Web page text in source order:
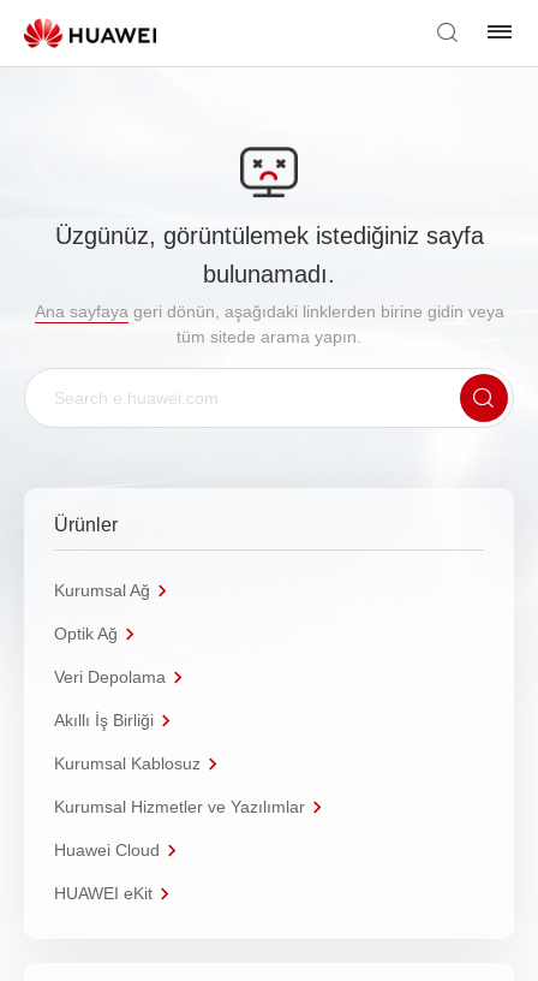
Üzgünüz, görüntülemek istediğiniz sayfa
bulunamadı.
Ana sayfaya geri dönün, aşağıdaki linklerden birine gidin veya
tüm sitede arama yapın.
Ürünler
Kurumsal Ağ
Optik Ağ
Veri Depolama
Akıllı İş Birliği
Kurumsal Kablosuz
Kurumsal Hizmetler ve Yazılımlar
Huawei Cloud
HUAWEI eKit